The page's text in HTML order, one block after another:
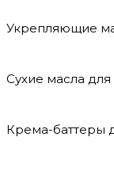
Укрепляющие
Сухие масла для
Крема-баттеры